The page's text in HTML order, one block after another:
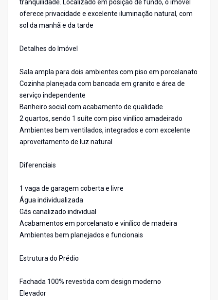
tranquilidade. Localizado em posição de fundo, o imóvel
oferece privacidade e excelente iluminação natural, com
sol da manhã e da tarde
Detalhes do Imóvel
Sala ampla para dois ambientes com piso em porcelanato
Cozinha planejada com bancada em granito e área de
serviço independente
Banheiro social com acabamento de qualidade
2 quartos, sendo 1 suíte com piso vinílico amadeirado
Ambientes bem ventilados, integrados e com excelente
aproveitamento de luz natural
Diferenciais
1 vaga de garagem coberta e livre
Água individualizada
Gás canalizado individual
Acabamentos em porcelanato e vinílico de madeira
Ambientes bem planejados e funcionais
Estrutura do Prédio
Fachada 100% revestida com design moderno
Elevador